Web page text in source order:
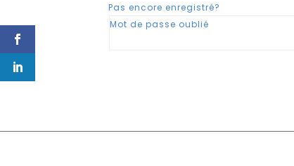
Pas encore enregistré?
Mot de passe oublié